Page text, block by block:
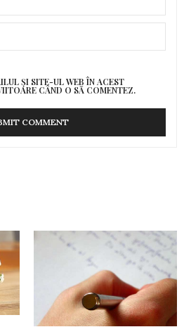
ȘI SITE-UL WEB ÎN ACEST
CÂND O SĂ COMENTEZ.